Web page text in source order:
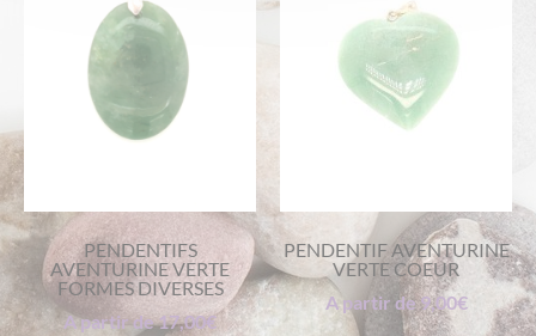
PENDENTIFS
AVENTURINE VERTE
FORMES DIVERSES
A partir de17,00€
PENDENTIF AVENTURINE
VERTE COEUR
A partir de9,00€